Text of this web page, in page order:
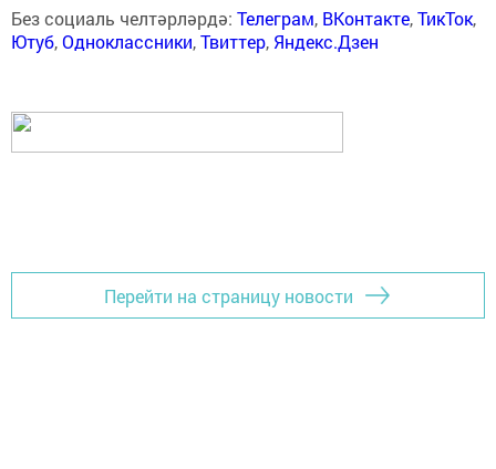
Без социаль челтәрләрдә: Телеграм, ВКонтакте,ТикТок,
Ютуб,Одноклассники,Твиттер, Яндекс.Дзен
Перейти на страницу новости